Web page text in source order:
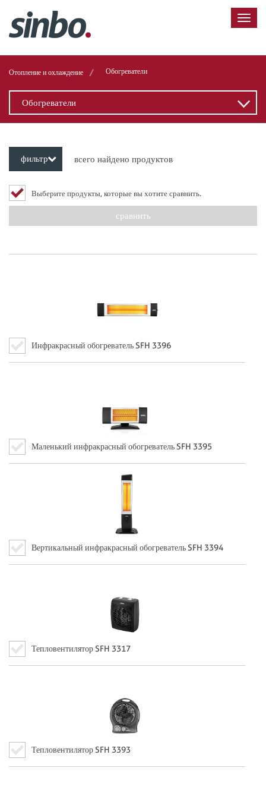
Отопление и охлаждение / Обогреватели
Обогреватели
фильтр всего найдено продуктов
Выберите продукты, которые вы хотите сравнить.
сравнить
Инфракрасный обогреватель SFH 3396
Маленький инфракрасный обогреватель SFH 3395
Вертикальный инфракрасный обогреватель SFH 3394
Тепловентилятор SFH 3317
Тепловентилятор SFH 3393